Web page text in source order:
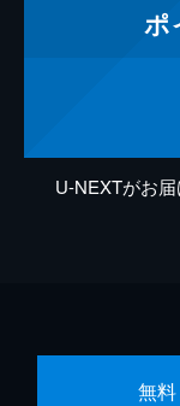
ポ
U-NEXTがお
無